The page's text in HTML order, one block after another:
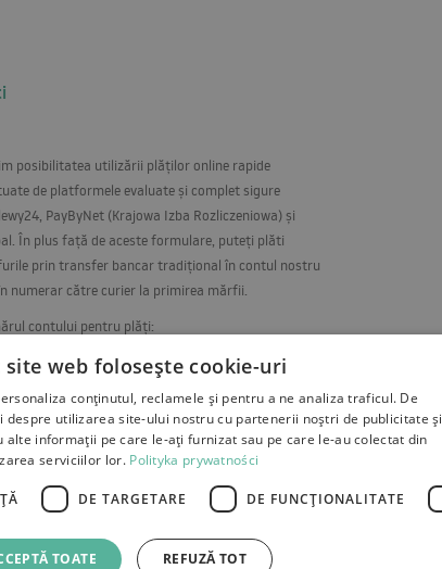
posibilitatea utilizării plăților online rapide
de platformele evaluate și complet sigure
PayByNet (Krajowa Izba Rozliczeniowa) și
În plus față de aceste formulare, puteți plăti
prin transfer bancar tradițional în contul nostru
numerar către curier la primirea mărfii.
contului pentru plăți:
Contact
site web folosește cookie-uri
conținutul, reclamele și pentru a ne analiza traficul. De
utilizarea site-ului nostru cu partenerii noștri de publicitate și
alte informații pe care le-ați furnizat sau pe care le-au colectat din
serviciilor lor. Polityka prywatności
DE TARGETARE DE FUNCŢIONALITATE
TOATE REFUZĂ TOT